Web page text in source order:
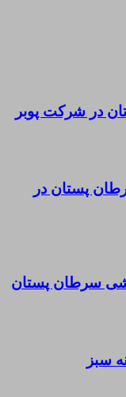
در شرکت پوبر
پستان در
سرطان پستان
سبز